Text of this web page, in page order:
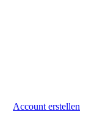
Account erstellen